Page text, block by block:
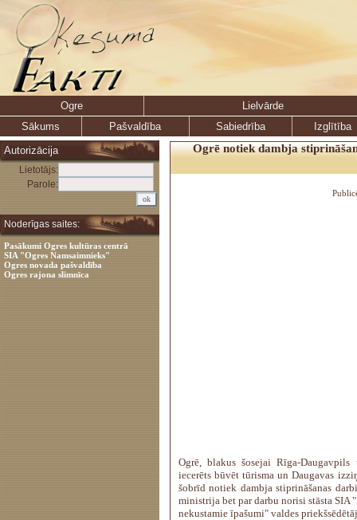
Ogre
Lielvārde
Sākums
Pašvaldība Sabiedrība
Izglītība
Autorizācija
Lietotājs:
Parole:
Noderīgas saites:
Pasākumi Ogres kultūras centrā
SIA "Ogres Namsaimnieks"
Ogres novada pašvaldība
Ogres rajona slimnīca
Ogrē notiek dambja
Ogrē, blakus šosejai Rīga-
iecerēts būvēt tūrisma un Daugavas
šobrīd notiek dambja stiprināšanas
ministrija bet par darbu norisi stāsta SIA
nekustamie īpašumi" valdes